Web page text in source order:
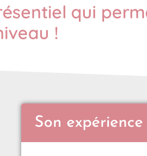
qui
!
Son